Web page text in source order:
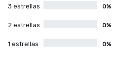
3 estrellas 0%
2 estrellas 0%
1 estrellas 0%